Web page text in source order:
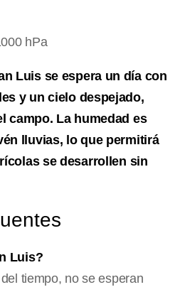
hPa
Luis se espera un día con
y un cielo despejado,
campo. La humedad es
lluvias, lo que permitirá
se desarrollen sin
Luis?
tiempo, no se esperan